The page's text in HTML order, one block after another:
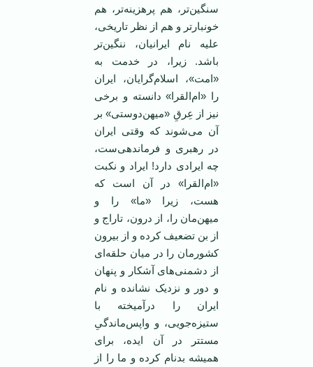
سنگین‌تر، هم پرهزینه‌تر، هم
خونبارتر و هم از نظر تاریخی،
علیه نام ایرانیان، ننگین‌تر
باشد. زیرا، در خدمت به
«امت»، اسلام‌گرایان، ایران
را «ام‌القرا» دانسته و برخی
نیز از عِرقِ «میهن‌دوستی» بر
آن ‌می‌شوند که وقتی ایران
در رهبری و فرماندهی‌ست،
چه ایرادی دارد! ایراد و نکبت
«ام‌القرا» در آن است که
هست، زیرا «ما» را و
میهن‌مان را، از درون، تاراج و
از بن تضعیف کرده و از بیرون
کشورمان را در میان حلقه‌ای
از دشمنی‌های آشکار و پنهان
و دور و نزدیک نشانده و نام
ایران را درآمیخته با
ستیزه‌جویی، و واپس‌ماندگیِ
مستتر در آن ایده، برای
همیشه بدنام کرده و ما را از